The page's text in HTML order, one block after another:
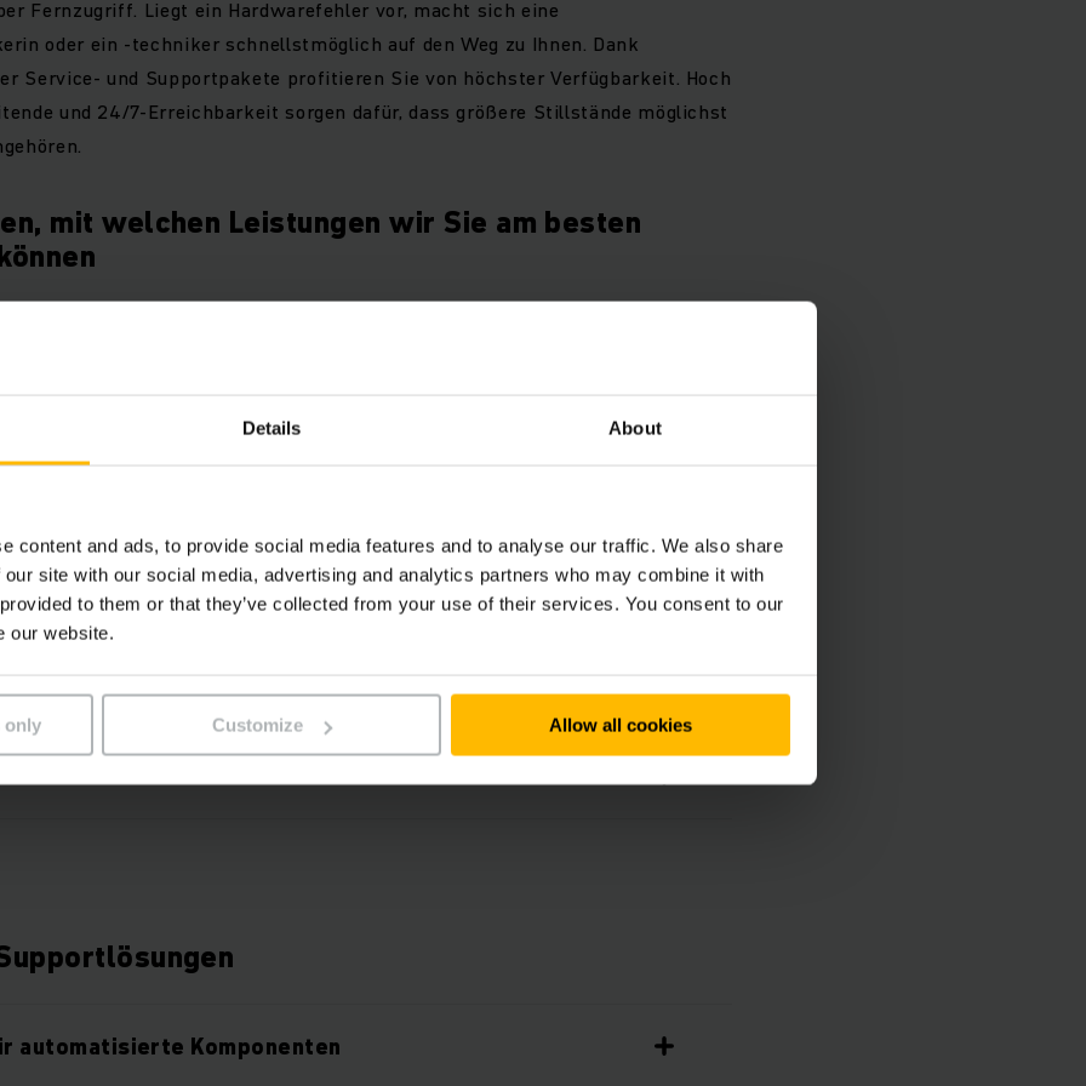
Details About
content and ads, to provide social media features and to analyse our traffic. We also share
site with our social media, advertising and analytics partners who may combine it with
to them or that they’ve collected from your use of their services. You consent to our
our website.
only Customize Allow all cookies
Fernzugriff. Liegt ein Hardwarefehler vor, macht sich eine
oder ein -techniker schnellstmöglich auf den Weg zu Ihnen. Dank
Service- und Supportpakete profitieren Sie von höchster Verfügbarkeit. Hoch
und 24/7-Erreichbarkeit sorgen dafür, dass größere Stillstände möglichst
mit welchen Leistungen wir Sie am besten
Support
Support
Support
Hardware
automatisierte Komponenten